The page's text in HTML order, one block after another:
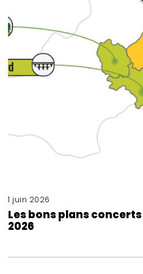
1 juin 2026
Les bons plans
2026